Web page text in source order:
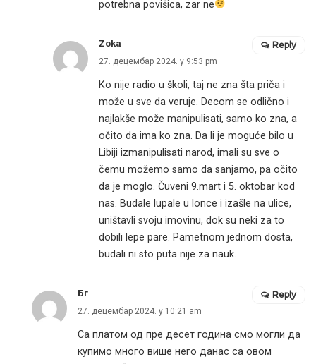
potrebna povišica, zar ne
Zoka
27. децембар 2024. у 9:53 pm
Ko nije radio u školi, taj ne zna šta priča i
može u sve da veruje. Decom se odlično i
najlakše može manipulisati, samo ko zna, a
očito da ima ko zna. Da li je moguće bilo u
Libiji izmanipulisati narod, imali su sve o
čemu možemo samo da sanjamo, pa očito
da je moglo. Čuveni 9.mart i 5. oktobar kod
nas. Budale lupale u lonce i izašle na ulice,
uništavli svoju imovinu, dok su neki za to
dobili lepe pare. Pametnom jednom dosta,
budali ni sto puta nije za nauk.
Reply
Бг
27. децембар 2024. у 10:21 am
Са платом од пре десет година смо могли да
купимо много више него данас са овом
Reply